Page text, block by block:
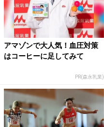
アマゾンで大人気！血圧対策
はコーヒーに足してみて
PR(森永乳業)